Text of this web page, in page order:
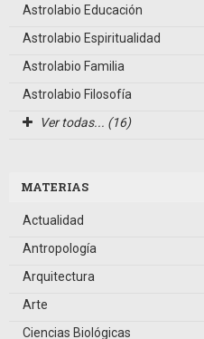
Astrolabio Educación
Astrolabio Espiritualidad
Astrolabio Familia
Astrolabio Filosofía
Ver todas... (16)
MATERIAS
Actualidad
Antropología
Arquitectura
Arte
Ciencias Biológicas